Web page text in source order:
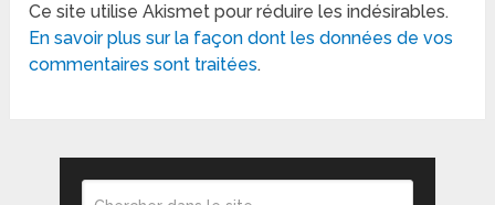
Ce site utilise Akismet pour réduire les indésirables.
En savoir plus sur la façon dont les données de vos
commentaires sont traitées.